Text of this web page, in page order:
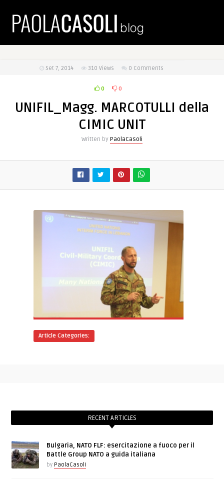
Set 7, 2014 310 Views 0 Comments
0 0
UNIFIL_Magg. MARCOTULLI della
CIMIC UNIT
Written by PaolaCasoli
Article Categories:
RECENT ARTICLES
Bulgaria, NATO FLF: esercitazione a fuoco per il
Battle Group NATO a guida italiana
by PaolaCasoli